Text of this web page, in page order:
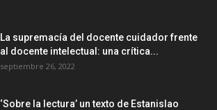
La supremacía del docente cuidador frente
al docente intelectual: una crítica...
septiembre 26, 2022
‘Sobre la lectura’ un texto de Estanislao